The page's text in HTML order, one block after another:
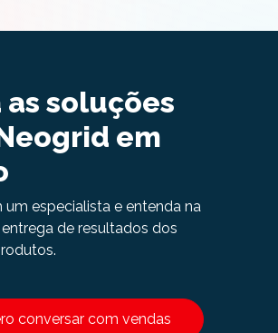
as soluções
em
um especialista e entenda na
de resultados dos
conversar com vendas